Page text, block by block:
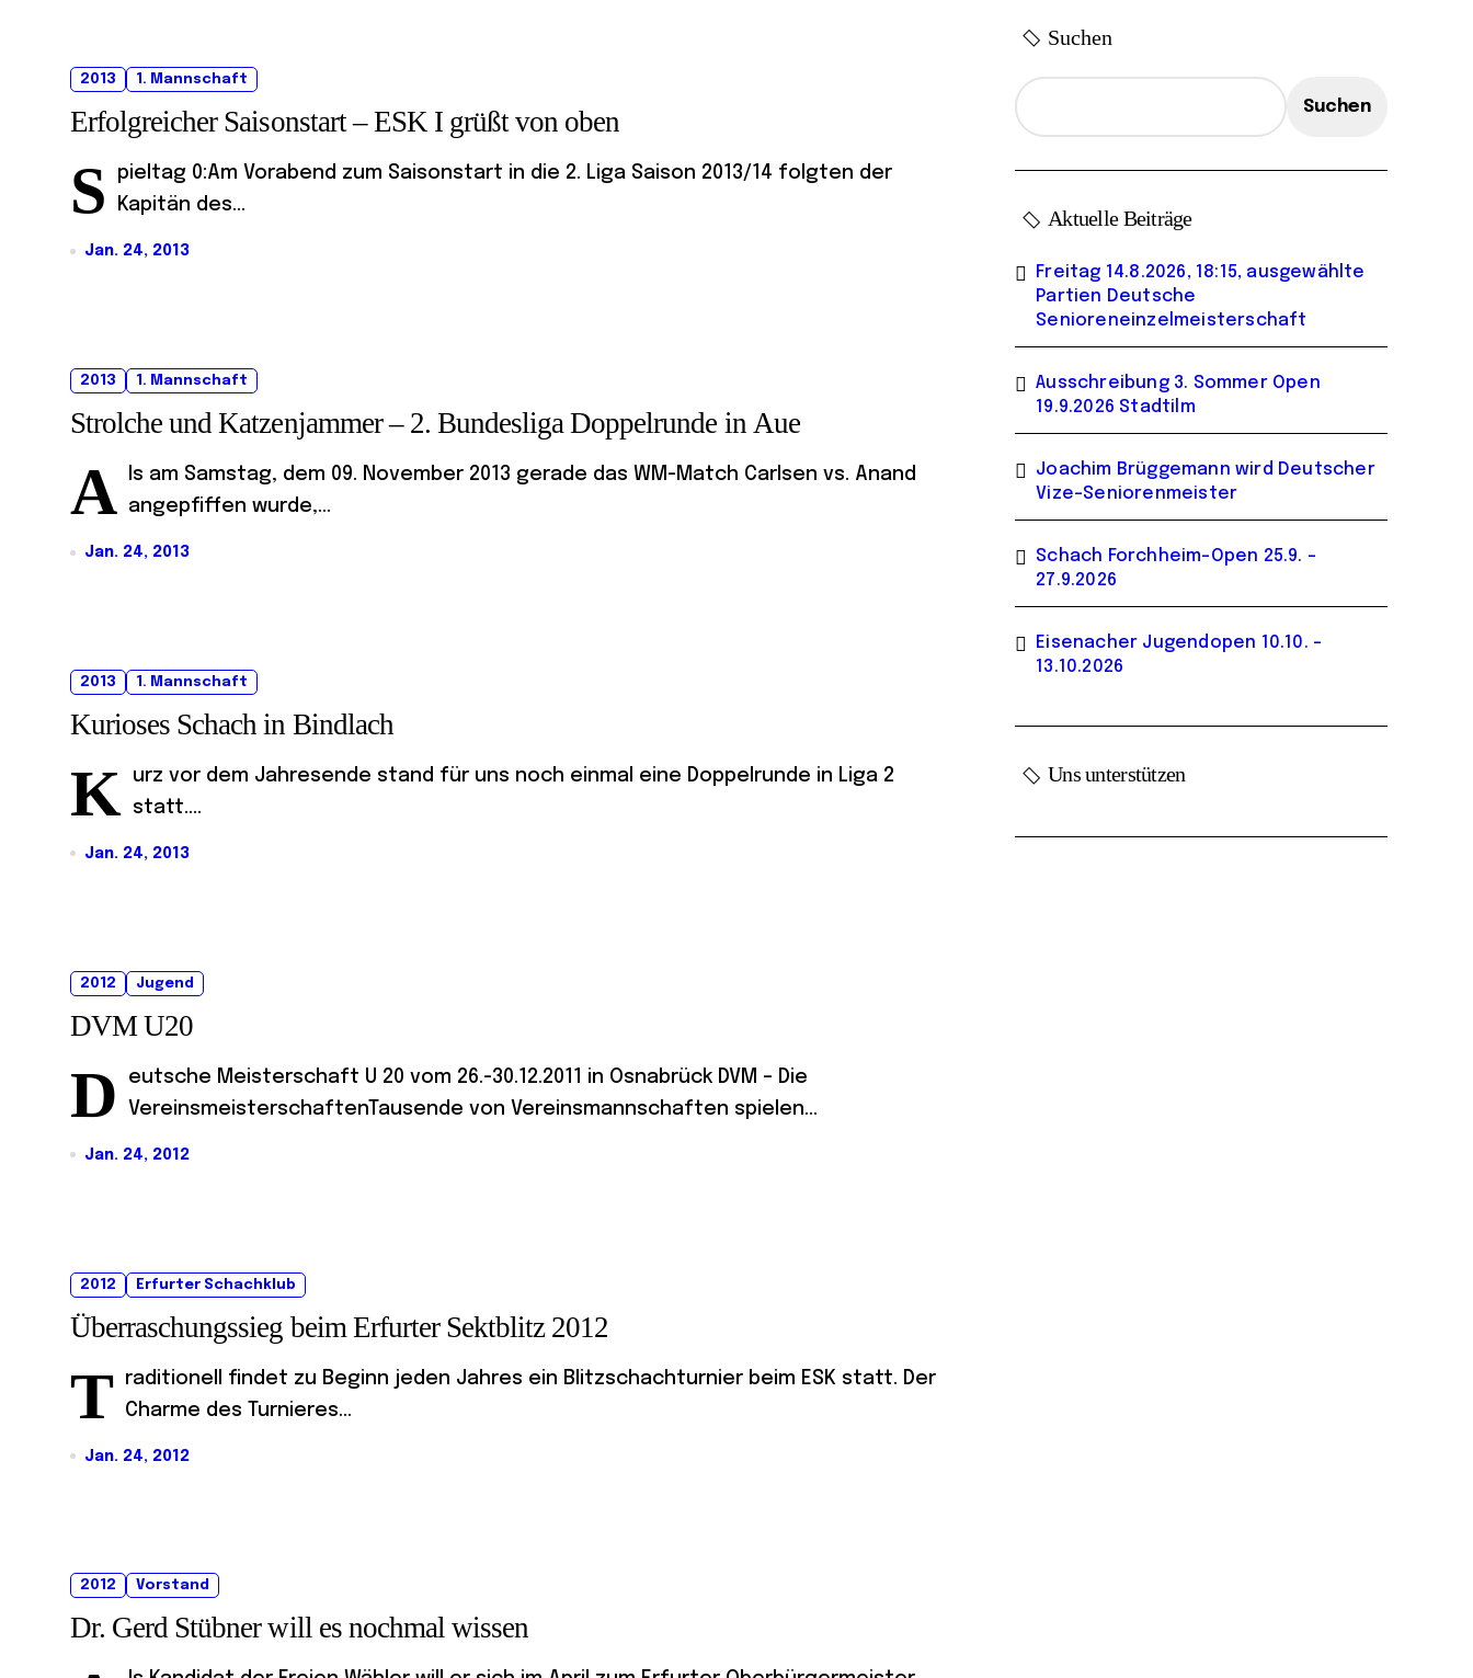
2013 1. Mannschaft
Erfolgreicher Saisonstart – ESK I grüßt von oben
S
pieltag 0:Am Vorabend zum Saisonstart in die 2. Liga Saison 2013/14 folgten der
Kapitän des...
Jan. 24, 2013
2013 1. Mannschaft
Strolche und Katzenjammer – 2. Bundesliga Doppelrunde in Aue
A
ls am Samstag, dem 09. November 2013 gerade das WM-Match Carlsen vs. Anand
angepfiffen wurde,...
Jan. 24, 2013
2013 1. Mannschaft
Kurioses Schach in Bindlach
K
urz vor dem Jahresende stand für uns noch einmal eine Doppelrunde in Liga 2
statt....
Jan. 24, 2013
2012 Jugend
DVM U20
D
eutsche Meisterschaft U 20 vom 26.-30.12.2011 in Osnabrück DVM – Die
VereinsmeisterschaftenTausende von Vereinsmannschaften spielen...
Jan. 24, 2012
2012 Erfurter Schachklub
Überraschungssieg beim Erfurter Sektblitz 2012
T
raditionell findet zu Beginn jeden Jahres ein Blitzschachturnier beim ESK statt. Der
Charme des Turnieres...
Jan. 24, 2012
2012 Vorstand
Dr. Gerd Stübner will es nochmal wissen
Suchen
Suchen
Aktuelle Beiträge
Freitag 14.8.2026, 18:15, ausgewählte
Partien Deutsche
Senioreneinzelmeisterschaft
Ausschreibung 3. Sommer Open
19.9.2026 Stadtilm
Joachim Brüggemann wird Deutscher
Vize-Seniorenmeister
Schach Forchheim-Open 25.9. –
27.9.2026
Eisenacher Jugendopen 10.10. –
13.10.2026
Uns unterstützen